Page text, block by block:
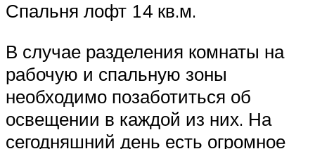
Спальня лофт 14 кв.м.
В случае разделения комнаты на
рабочую и спальную зоны
необходимо позаботиться об
освещении в каждой из них. На
сегодняшний день есть огромное